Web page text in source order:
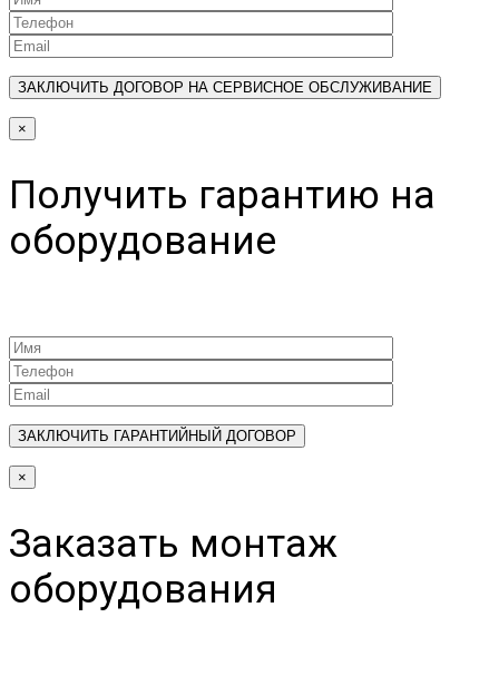
×
Получить гарантию на
оборудование
×
Заказать монтаж
оборудования